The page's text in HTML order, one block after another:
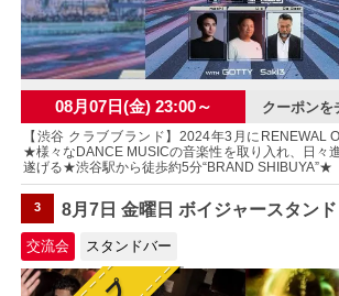
08月07日(金) 23:00～ クーポンを
【渋谷 クラブブランド】2024年3月にRENEWAL
★様々なDANCE MUSICの音楽性を取り入れ、日々
遂げる★渋谷駅から徒歩約5分“BRAND SHIBUYA”★
3 8月7日 金曜日 ボイジャースタンド
交流会 スタンドバー